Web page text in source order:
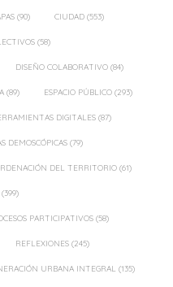
(90) CIUDAD (553)
(58)
DISEÑO COLABORATIVO (84)
(89) ESPACIO PÚBLICO (293)
DIGITALES (87)
DEMOSCÓPICAS (79)
DEL TERRITORIO (61)
(399)
PARTICIPATIVOS (58)
REFLEXIONES (245)
URBANA INTEGRAL (135)